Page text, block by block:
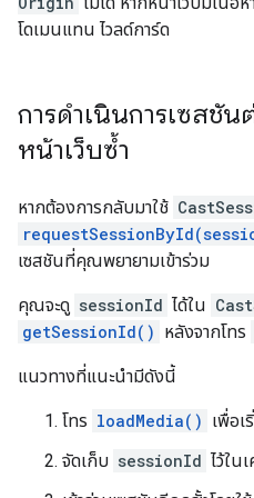
โดเมนแทน ไวลด์การ์ด
การดำเนินการเซสชั
หน้าเว็บซ้ำ
หากต้องการกลับมาใช้
เซสชันที่คุณพยายามเข้าร่วม
คุณจะดู sessionId ได้ใน
getSessionId() หลังจากโทร
แนวทางที่แนะนำมีดังนี้
โทร loadMedia() เพื่อเ
จัดเก็บ sessionId ไว้ใน